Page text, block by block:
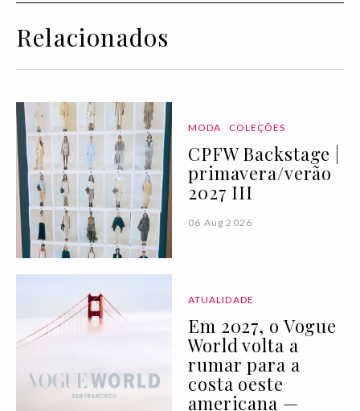
Relacionados
MODA COLEÇÕES
CPFW Backstage |
primavera/verão
2027 III
06 Aug 2026
ATUALIDADE
Em 2027, o Vogue
World volta a
rumar para a
costa oeste
americana —